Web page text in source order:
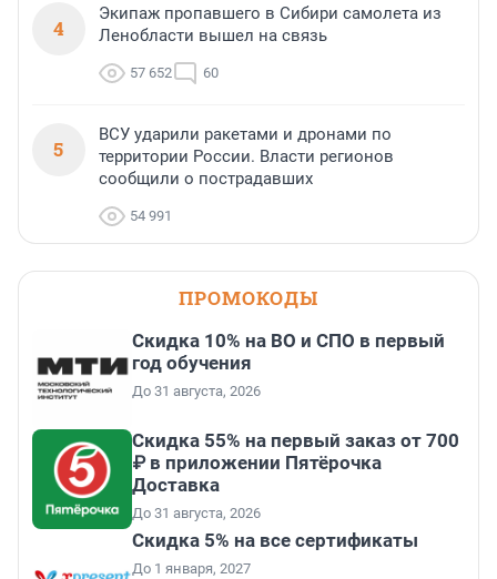
4
Экипаж пропавшего в Сибири самолета из
Ленобласти вышел на связь
57 652 60
5
ВСУ ударили ракетами и дронами по
территории России. Власти регионов
сообщили о пострадавших
54 991
ПРОМОКОДЫ
Скидка 10% на ВО и СПО в первый
год обучения
До 31 августа, 2026
Скидка 55% на первый заказ от 700
₽ в приложении Пятёрочка
Доставка
До 31 августа, 2026
Скидка 5% на все сертификаты
До 1 января, 2027